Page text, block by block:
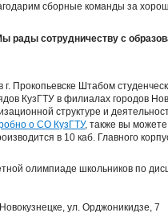
сборные команды за
рады сотрудничеству с
Прокопьевске Штабом
КузГТУ в филиалах городов
структуре и
о СО КузГТУ, также вы можете
в 10 каб. Главного
олимпиаде школьников по
ул. Орджоникидзе, 7